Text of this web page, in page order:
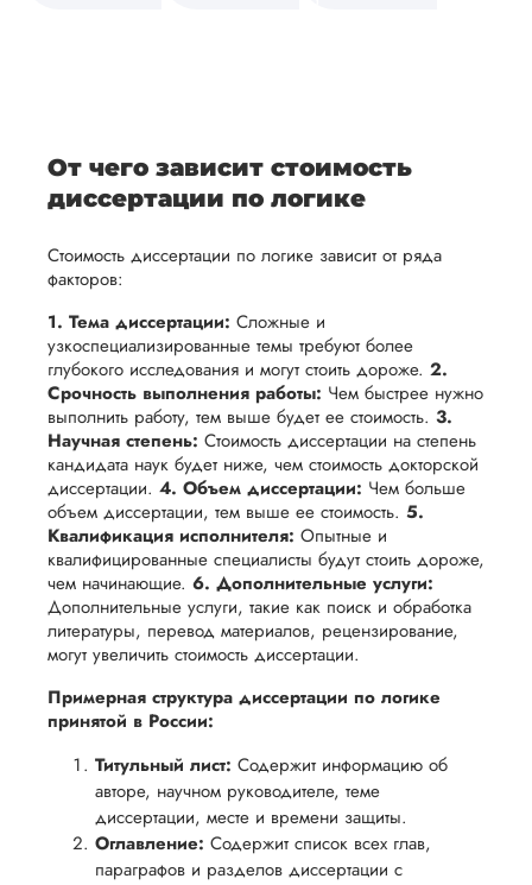
темы.
готовы
предоставить
в
презентации
и речи
перед
защитой.
Наша
цель -
обеспечить
вам
уверенность
в своей
работе и
помочь
вам
успешно
пройти
процесс
защиты
научной
работы.
и
проведения
проверки
работы,
установленная
сумма
будет
возвращена
заказчику.
Мы
стремимся
осуществлять
процесс
возврата
способом,
удобным
для вас,
разумные
сроки
после
утверждения
запроса
работы. В
начале
сотрудничества
обсудим
и
договоримся
о сроках
выполнения,
чтобы
учесть
все
аспекты
написания
работы.
От чего зависит стоимость
диссертации по логике
Стоимость диссертации по логике зависит от ряда
факторов:
1. Тема диссертации: Сложные и
узкоспециализированные темы требуют более
глубокого исследования и могут стоить дороже. 2.
Срочность выполнения работы: Чем быстрее нужно
выполнить работу, тем выше будет ее стоимость. 3.
Научная степень: Стоимость диссертации на степень
кандидата наук будет ниже, чем стоимость докторской
диссертации. 4. Объем диссертации: Чем больше
объем диссертации, тем выше ее стоимость. 5.
Квалификация исполнителя: Опытные и
квалифицированные специалисты будут стоить дороже,
чем начинающие. 6. Дополнительные услуги:
Дополнительные услуги, такие как поиск и обработка
литературы, перевод материалов, рецензирование,
могут увеличить стоимость диссертации.
Примерная структура диссертации по логике
принятой в России:
Титульный лист: Содержит информацию об
авторе, научном руководителе, теме
диссертации, месте и времени защиты.
Оглавление: Содержит список всех глав,
параграфов и разделов диссертации с